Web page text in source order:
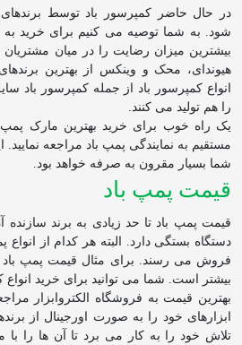
در حال حاضر کمپرسور باد توسط
شود. به شما توصیه می کنیم برای خرید به
بیشترین میزان رضایت را در میان مشتریان
هیوندای، محک و وینکس از بهترین
انواع کمپرسور باد از جمله کمپرسور باد
را هم تولید می کنند.
یک راه خوب برای خرید بهترین مارک
مستقیم به نمایندگی پمپ باد مراجعه
شما بسیار مقرون به صرفه خواهد بود.
قیمت پمپ باد
قیمت پمپ باد تا حد زیادی به برند سازنده
دستگاه بستگی دارد. البته هر کدام از
فروش می رسند. برای مثال قیمت پمپ باد
بیشتر است. شما می توانید برای خرید
بهترین قیمت به فروشگاه الکتروابزار
ابزارهای خود را به صورت اورجینال از
تلاش خود را به کار می برد تا آن ها را